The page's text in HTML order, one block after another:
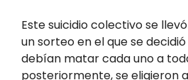
Este suicidio colectivo se
un sorteo en el que se
debían matar cada uno a
posteriormente, se eligieron